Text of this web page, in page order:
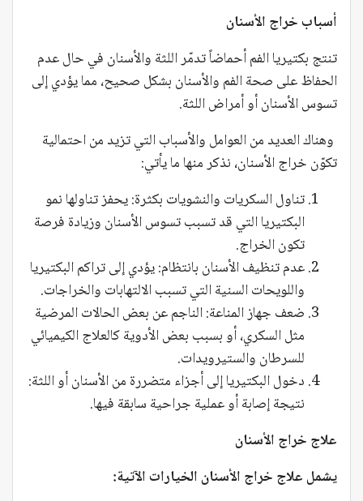
أسباب خراج الأسنان
تنتج بكتيريا الفم أحماضاً تدمّر اللثة والأسنان في حال عدم
الحفاظ على صحة الفم والأسنان بشكل صحيح، مما يؤدي إلى
تسوس الأسنان أو أمراض اللثة.
وهناك العديد من العوامل والأسباب التي تزيد من احتمالية
تكوّن خراج الأسنان، نذكر منها ما يأتي:
تناول السكريات والنشويات بكثرة: يحفز تناولها نمو
البكتيريا التي قد تسبب تسوس الأسنان وزيادة فرصة
تكون الخراج.
عدم تنظيف الأسنان بانتظام: يؤدي إلى تراكم البكتيريا
واللويحات السنية التي تسبب الالتهابات والخراجات.
ضعف جهاز المناعة: الناجم عن بعض الحالات المرضية
مثل السكري، أو بسبب بعض الأدوية كالعلاج الكيميائي
للسرطان والستيرويدات.
دخول البكتيريا إلى أجزاء متضررة من الأسنان أو اللثة:
نتيجة إصابة أو عملية جراحية سابقة فيها.
علاج خراج الأسنان
يشمل علاج خراج الأسنان الخيارات الآتية: